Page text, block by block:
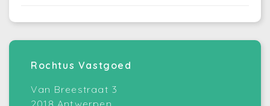
Rochtus Vastgoed
Van Breestraat 3
2018 Antwerpen